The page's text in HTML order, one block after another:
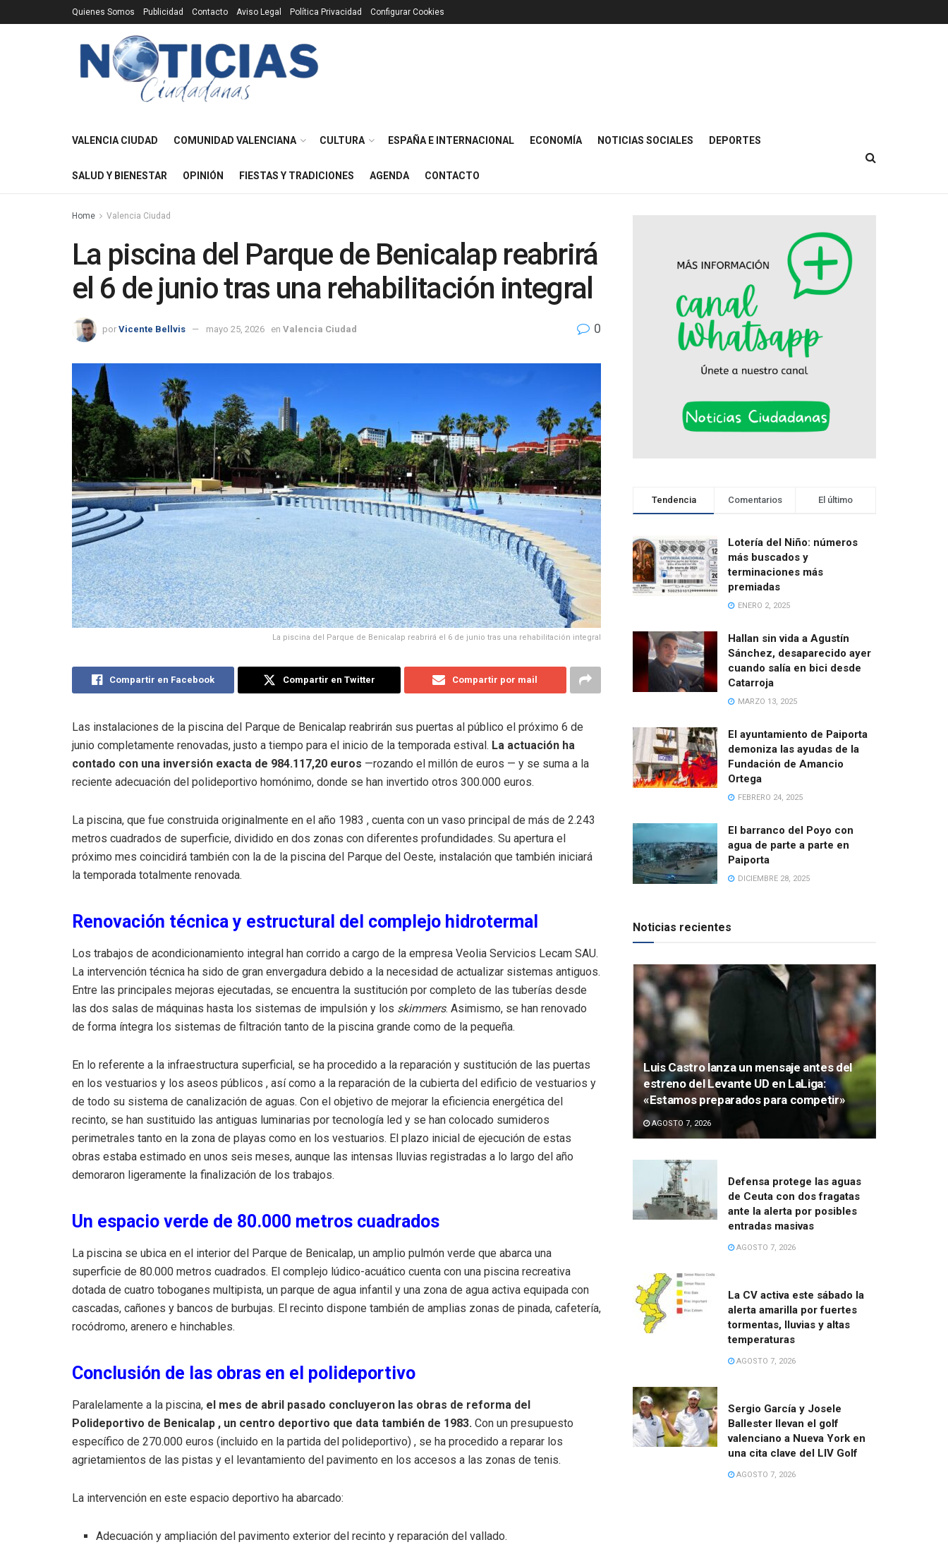
Quienes Somos Publicidad Contacto Aviso Legal Política Privacidad Configurar Cookies
VALENCIA CIUDAD COMUNIDAD VALENCIANA CULTURA ESPAÑA E INTERNACIONAL ECONOMÍA NOTICIAS SOCIALES DEPORTES
SALUD Y BIENESTAR OPINIÓN FIESTAS Y TRADICIONES AGENDA CONTACTO
Home Valencia Ciudad
La piscina del Parque de Benicalap reabrirá
el 6 de junio tras una rehabilitación integral
por Vicente Bellvis mayo 25, 2026 en Valencia Ciudad 0
La piscina del Parque de Benicalap reabrirá el 6 de junio tras una rehabilitación integral
Compartir en Facebook Compartir en Twitter Compartir por mail
Las instalaciones de la piscina del Parque de Benicalap reabrirán sus puertas al público el próximo 6 de
junio completamente renovadas, justo a tiempo para el inicio de la temporada estival. La actuación ha
contado con una inversión exacta de 984.117,20 euros —rozando el millón de euros — y se suma a la
reciente adecuación del polideportivo homónimo, donde se han invertido otros 300.000 euros.
La piscina, que fue construida originalmente en el año 1983 , cuenta con un vaso principal de más de 2.243
metros cuadrados de superficie, dividido en dos zonas con diferentes profundidades. Su apertura el
próximo mes coincidirá también con la de la piscina del Parque del Oeste, instalación que también iniciará
la temporada totalmente renovada.
Renovación técnica y estructural del complejo hidrotermal
Los trabajos de acondicionamiento integral han corrido a cargo de la empresa Veolia Servicios Lecam SAU.
La intervención técnica ha sido de gran envergadura debido a la necesidad de actualizar sistemas antiguos.
Entre las principales mejoras ejecutadas, se encuentra la sustitución por completo de las tuberías desde
las dos salas de máquinas hasta los sistemas de impulsión y los skimmers. Asimismo, se han renovado
de forma íntegra los sistemas de filtración tanto de la piscina grande como de la pequeña.
En lo referente a la infraestructura superficial, se ha procedido a la reparación y sustitución de las puertas
en los vestuarios y los aseos públicos , así como a la reparación de la cubierta del edificio de vestuarios y
de todo su sistema de canalización de aguas. Con el objetivo de mejorar la eficiencia energética del
recinto, se han sustituido las antiguas luminarias por tecnología led y se han colocado sumideros
perimetrales tanto en la zona de playas como en los vestuarios. El plazo inicial de ejecución de estas
obras estaba estimado en unos seis meses, aunque las intensas lluvias registradas a lo largo del año
demoraron ligeramente la finalización de los trabajos.
Un espacio verde de 80.000 metros cuadrados
La piscina se ubica en el interior del Parque de Benicalap, un amplio pulmón verde que abarca una
superficie de 80.000 metros cuadrados. El complejo lúdico-acuático cuenta con una piscina recreativa
dotada de cuatro toboganes multipista, un parque de agua infantil y una zona de agua activa equipada con
cascadas, cañones y bancos de burbujas. El recinto dispone también de amplias zonas de pinada, cafetería,
rocódromo, arenero e hinchables.
Conclusión de las obras en el polideportivo
Paralelamente a la piscina, el mes de abril pasado concluyeron las obras de reforma del
Polideportivo de Benicalap , un centro deportivo que data también de 1983. Con un presupuesto
específico de 270.000 euros (incluido en la partida del polideportivo) , se ha procedido a reparar los
agrietamientos de las pistas y el levantamiento del pavimento en los accesos a las zonas de tenis.
La intervención en este espacio deportivo ha abarcado:
Adecuación y ampliación del pavimento exterior del recinto y reparación del vallado.
Tendencia Comentarios El último
Lotería del Niño: números
más buscados y
terminaciones más
premiadas
ENERO 2, 2025
Hallan sin vida a Agustín
Sánchez, desaparecido ayer
cuando salía en bici desde
Catarroja
MARZO 13, 2025
El ayuntamiento de Paiporta
demoniza las ayudas de la
Fundación de Amancio
Ortega
FEBRERO 24, 2025
El barranco del Poyo con
agua de parte a parte en
Paiporta
DICIEMBRE 28, 2025
Noticias recientes
Luis Castro lanza un mensaje antes del
estreno del Levante UD en LaLiga:
«Estamos preparados para competir»
AGOSTO 7, 2026
Defensa protege las aguas
de Ceuta con dos fragatas
ante la alerta por posibles
entradas masivas
AGOSTO 7, 2026
La CV activa este sábado la
alerta amarilla por fuertes
tormentas, lluvias y altas
temperaturas
AGOSTO 7, 2026
Sergio García y Josele
Ballester llevan el golf
valenciano a Nueva York en
una cita clave del LIV Golf
AGOSTO 7, 2026